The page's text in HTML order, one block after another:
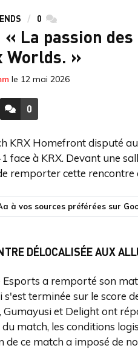
0 commentaires
« La passion
Worlds. »
le 12 mai 2026
ACCÉDER AUX
0
COMMENTAIRES
KRX Homefront disputé
face à KRX. Devant une
remporter cette rencontre
à vos sources préférées sur
DÉLOCALISÉE AUX
a remporté son
s'est terminée sur le score
Gumayusi et Delight ont
match, les conditions
de ce match a imposé de